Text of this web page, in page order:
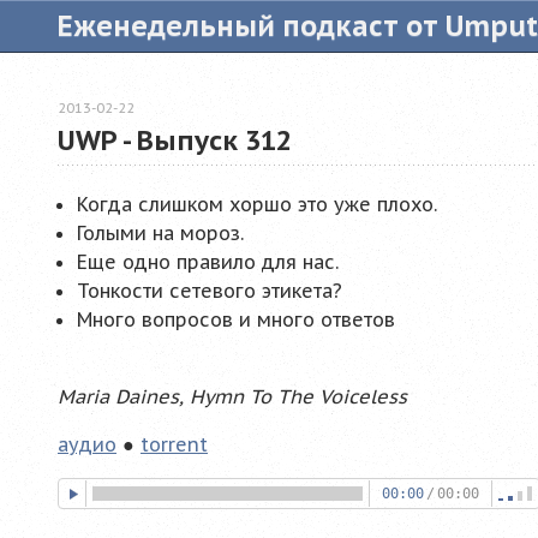
Еженедельный подкаст от
UWP - Выпуск 312
2013-02-22
Когда слишком хоршо это уже плохо.
Голыми на мороз.
Еще одно правило для нас.
Тонкости сетевого этикета?
Много вопросов и много ответов
Maria Daines, Hymn To The Voiceless
аудио ● torrent
00:00 / 00:00